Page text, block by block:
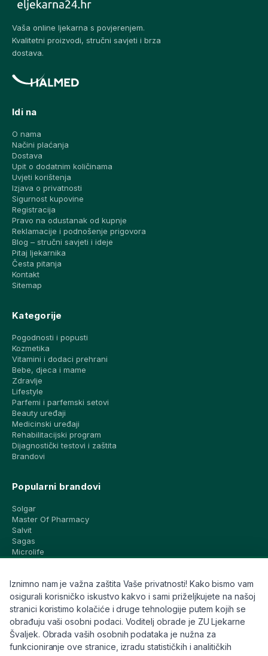
Vaša online ljekarna s povjerenjem.
Kvalitetni proizvodi, stručni savjeti i brza
dostava.
Idi na
O nama
Načini plaćanja
Dostava
Upit o dodatnim količinama
Uvjeti korištenja
Izjava o privatnosti
Sigurnost kupovine
Registracija
Pravo na odustanak od kupnje
Reklamacije i podnošenje prigovora
Blog – stručni savjeti i ideje
Pitaj ljekarnika
Česta pitanja
Kontakt
Sitemap
Kategorije
Pogodnosti i popusti
Kozmetika
Vitamini i dodaci prehrani
Bebe, djeca i mame
Zdravlje
Lifestyle
Parfemi i parfemski setovi
Beauty uređaji
Medicinski uređaji
Rehabilitacijski program
Dijagnostički testovi i zaštita
Brandovi
Popularni brandovi
Solgar
Master Of Pharmacy
Salvit
Sagas
Microlife
CeraVe
Eucerin
Avene
Bioderma
Svi brandovi
Iznimno nam je važna zaštita Vaše privatnosti! Kako bismo vam
osigurali korisničko iskustvo kakvo i sami priželjkujete na našoj
stranici koristimo kolačiće i druge tehnologije putem kojih se
obrađuju vaši osobni podaci. Voditelj obrade je ZU Ljekarne
Švaljek. Obrada vaših osobnih podataka je nužna za
funkcioniranje ove stranice, izradu statističkih i analitičkih